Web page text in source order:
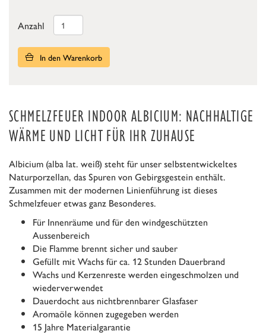
Anzahl
In den Warenkorb
SCHMELZFEUER INDOOR ALBICIUM: NACHHALTIGE
WÄRME UND LICHT FÜR IHR ZUHAUSE
Albicium (alba lat. weiß) steht für unser selbstentwickeltes
Naturporzellan, das Spuren von Gebirgsgestein enthält.
Zusammen mit der modernen Linienführung ist dieses
Schmelzfeuer etwas ganz Besonderes.
Für Innenräume und für den windgeschützten
Aussenbereich
Die Flamme brennt sicher und sauber
Gefüllt mit Wachs für ca. 12 Stunden Dauerbrand
Wachs und Kerzenreste werden eingeschmolzen und
wiederverwendet
Dauerdocht aus nichtbrennbarer Glasfaser
Aromaöle können zugegeben werden
15 Jahre Materialgarantie